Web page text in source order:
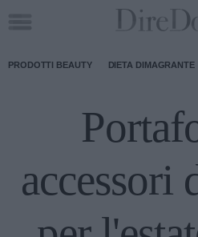
PRODOTTI BEAUTY DIETA DIMAGRANTE
accessori